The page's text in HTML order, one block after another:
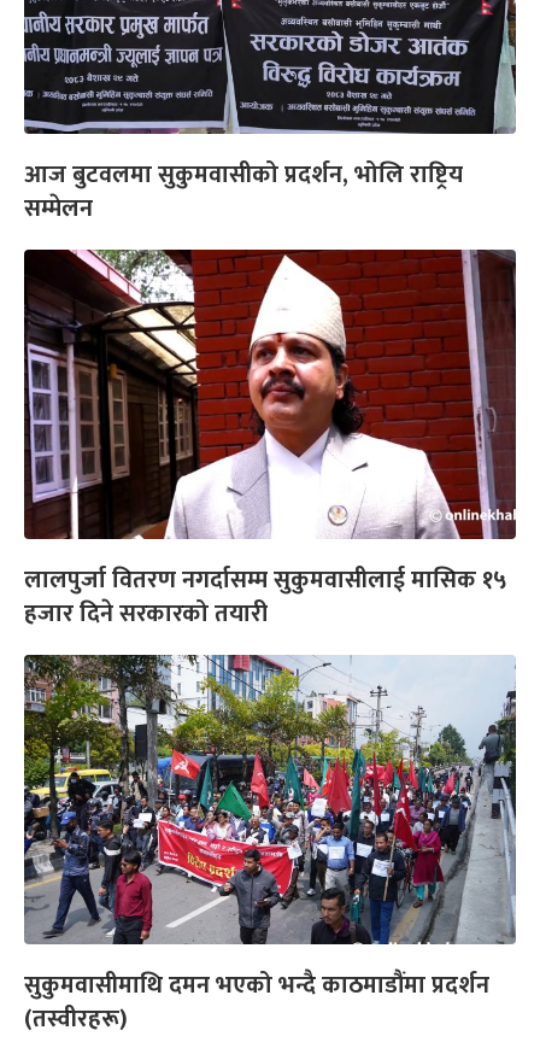
आज बुटवलमा सुकुमवासीको प्रदर्शन, भोलि राष्ट्रिय
सम्मेलन
लालपुर्जा वितरण नगर्दासम्म सुकुमवासीलाई मासिक १५
हजार दिने सरकारको तयारी
सुकुमवासीमाथि दमन भएको भन्दै काठमाडौंमा प्रदर्शन
(तस्वीरहरू)